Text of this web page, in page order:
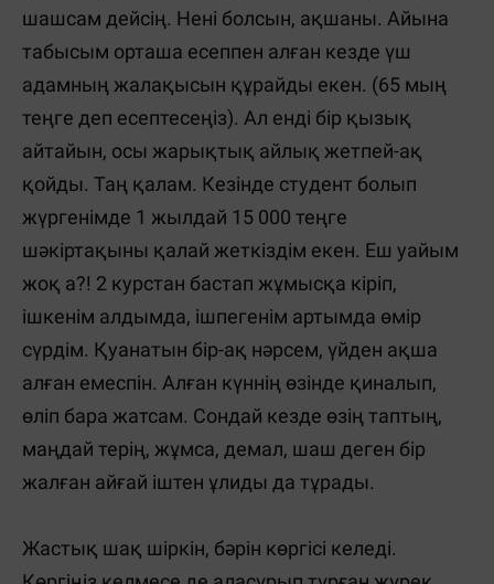
шашсам дейсің. Нені болсын, ақшаны. Айына
табысым орташа есеппен алған кезде үш
адамның жалақысын құрайды екен. (65 мың
теңге деп есептесеңіз). Ал енді бір қызық
айтайын, осы жарықтық айлық жетпей-ақ
қойды. Таң қалам. Кезінде студент болып
жүргенімде 1 жылдай 15 000 теңге
шәкіртақыны қалай жеткіздім екен. Еш уайым
жоқ а?! 2 курстан бастап жұмысқа кіріп,
ішкенім алдымда, ішпегенім артымда өмір
сүрдім. Қуанатын бір-ақ нәрсем, үйден ақша
алған емеспін. Алған күннің өзінде қиналып,
өліп бара жатсам. Сондай кезде өзің таптың,
маңдай терің, жұмса, демал, шаш деген бір
жалған айғай іштен ұлиды да тұрады.
Жастық шақ шіркін, бәрін көргісі келеді.